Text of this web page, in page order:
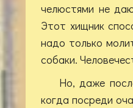
челюстями не
Этот хищник
надо только
собаки.
Но, даже
когда посреди